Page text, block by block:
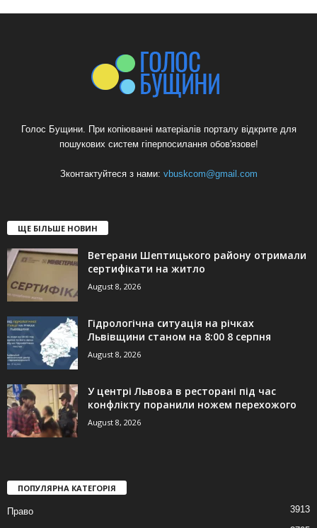
Голос Бущини. При копіюванні матеріалів порталу відкрите для
пошукових систем гіперпосилання обов'язове!
Зконтактуйтеся з нами: vbuskcom@gmail.com
ЩЕ БІЛЬШЕ НОВИН
Ветерани Шептицького району отримали
сертифікати на житло
August 8, 2026
Гідрологічна ситуація на річках
Львівщини станом на 8:00 8 серпня
August 8, 2026
У центрі Львова в ресторані під час
конфлікту поранили ножем перехожого
August 8, 2026
ПОПУЛЯРНА КАТЕГОРІЯ
Право 3913